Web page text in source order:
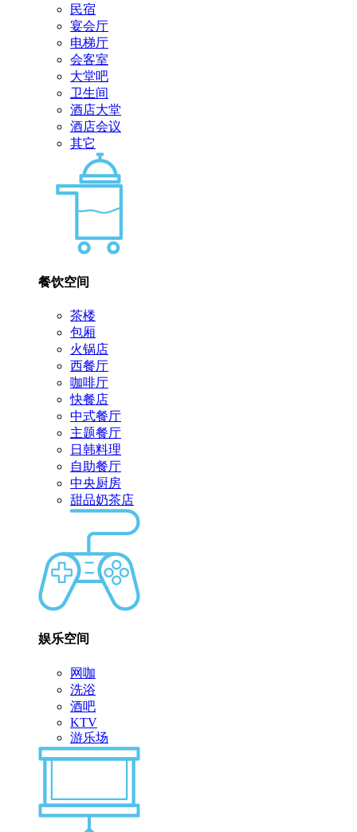
民宿
宴会厅
电梯厅
会客室
大堂吧
卫生间
酒店大堂
酒店会议
其它
餐饮空间
茶楼
包厢
火锅店
西餐厅
咖啡厅
快餐店
中式餐厅
主题餐厅
日韩料理
自助餐厅
中央厨房
甜品奶茶店
娱乐空间
网咖
洗浴
酒吧
KTV
游乐场